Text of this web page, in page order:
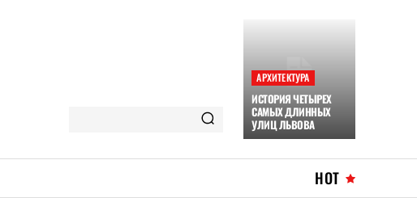
АРХИТЕКТУРА
ИСТОРИЯ ЧЕТЫРЕХ
САМЫХ ДЛИННЫХ
УЛИЦ ЛЬВОВА
HOT